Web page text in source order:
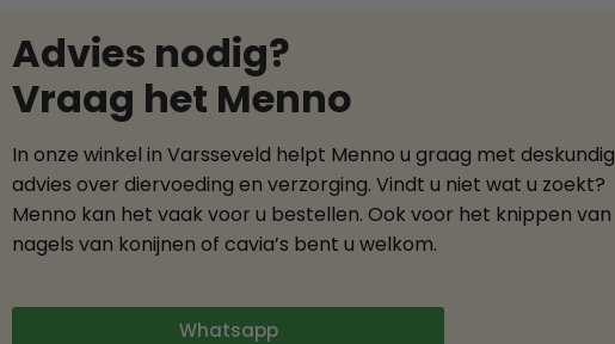
Advies nodig?
Vraag het Menno
In onze winkel in Varsseveld helpt Menno u graag met deskundig
advies over diervoeding en verzorging. Vindt u niet wat u zoekt?
Menno kan het vaak voor u bestellen. Ook voor het knippen van
nagels van konijnen of cavia’s bent u welkom.
Whatsapp